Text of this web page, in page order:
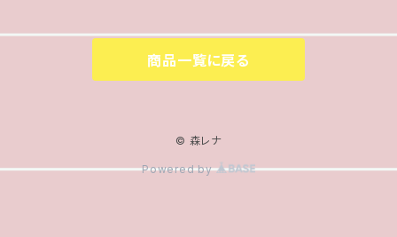
商品一覧に戻る
© 森レナ
Powered by